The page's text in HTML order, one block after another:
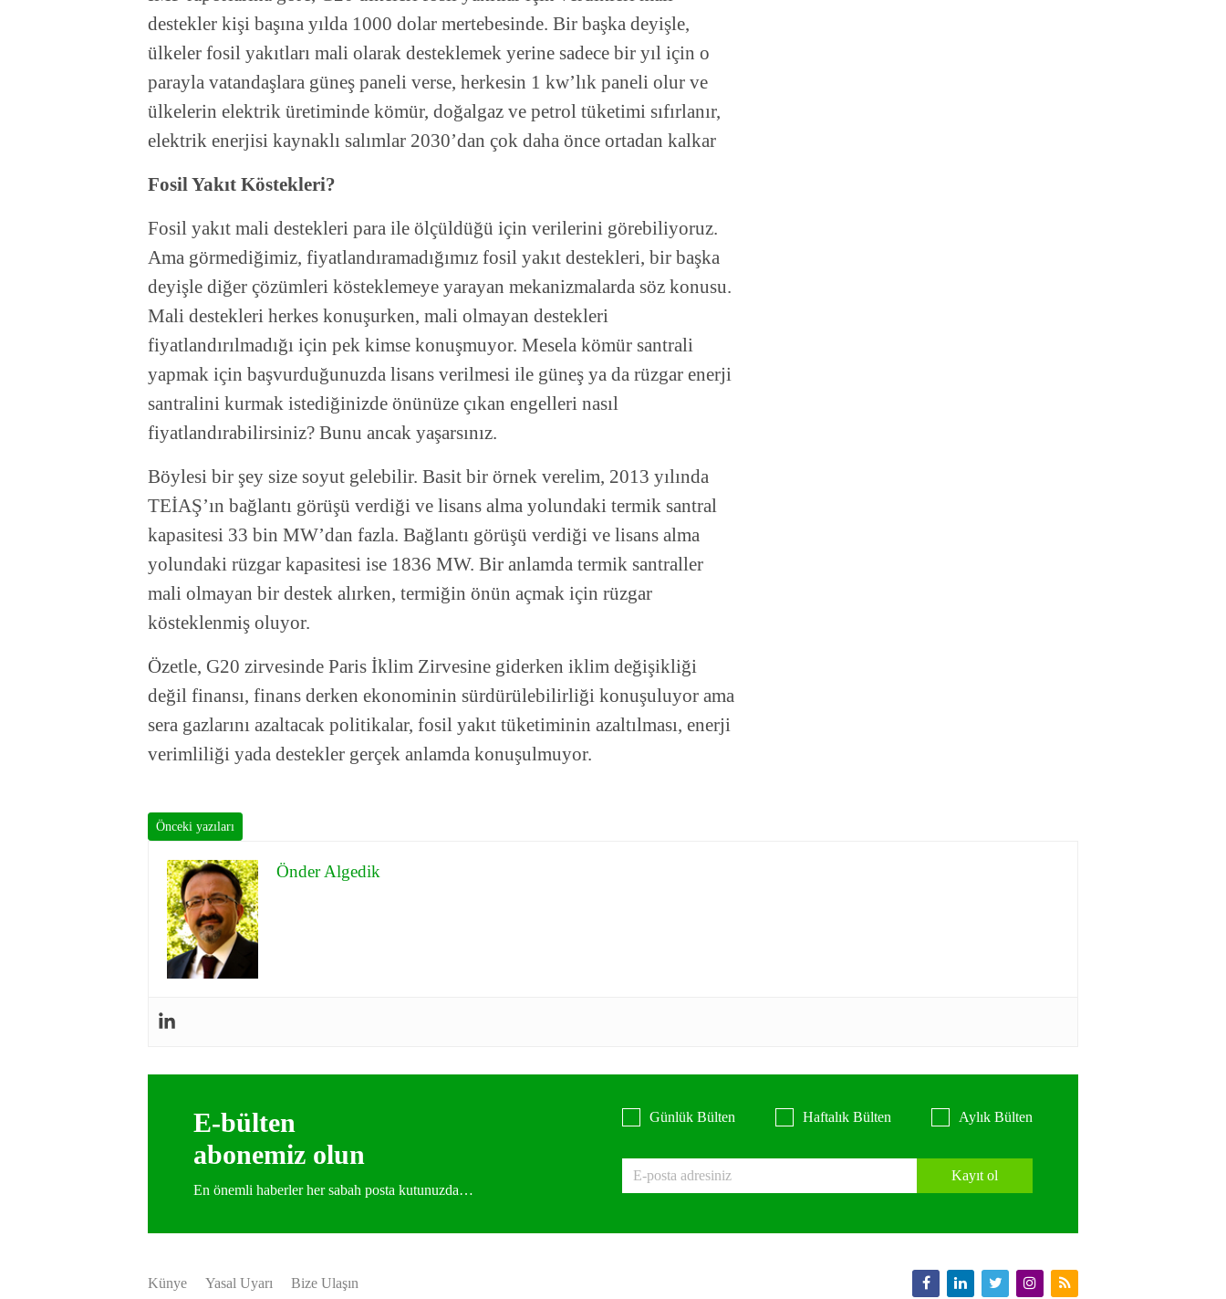
destekler kişi başına yılda 1000 dolar mertebesinde. Bir başka deyişle,
ülkeler fosil yakıtları mali olarak desteklemek yerine sadece bir yıl için o
parayla vatandaşlara güneş paneli verse, herkesin 1 kw’lık paneli olur ve
ülkelerin elektrik üretiminde kömür, doğalgaz ve petrol tüketimi sıfırlanır,
elektrik enerjisi kaynaklı salımlar 2030’dan çok daha önce ortadan kalkar
Fosil Yakıt Köstekleri?
Fosil yakıt mali destekleri para ile ölçüldüğü için verilerini görebiliyoruz.
Ama görmediğimiz, fiyatlandıramadığımız fosil yakıt destekleri, bir başka
deyişle diğer çözümleri kösteklemeye yarayan mekanizmalarda söz konusu.
Mali destekleri herkes konuşurken, mali olmayan destekleri
fiyatlandırılmadığı için pek kimse konuşmuyor. Mesela kömür santrali
yapmak için başvurduğunuzda lisans verilmesi ile güneş ya da rüzgar enerji
santralini kurmak istediğinizde önünüze çıkan engelleri nasıl
fiyatlandırabilirsiniz? Bunu ancak yaşarsınız.
Böylesi bir şey size soyut gelebilir. Basit bir örnek verelim, 2013 yılında
TEİAŞ’ın bağlantı görüşü verdiği ve lisans alma yolundaki termik santral
kapasitesi 33 bin MW’dan fazla. Bağlantı görüşü verdiği ve lisans alma
yolundaki rüzgar kapasitesi ise 1836 MW. Bir anlamda termik santraller
mali olmayan bir destek alırken, termiğin önün açmak için rüzgar
kösteklenmiş oluyor.
Özetle, G20 zirvesinde Paris İklim Zirvesine giderken iklim değişikliği
değil finansı, finans derken ekonominin sürdürülebilirliği konuşuluyor ama
sera gazlarını azaltacak politikalar, fosil yakıt tüketiminin azaltılması, enerji
verimliliği yada destekler gerçek anlamda konuşulmuyor.
Önceki yazıları
Önder Algedik
E-bülten
abonemiz olun
En önemli haberler her sabah posta kutunuzda…
Günlük Bülten Haftalık Bülten Aylık Bülten
Kayıt ol
Künye Yasal Uyarı Bize Ulaşın